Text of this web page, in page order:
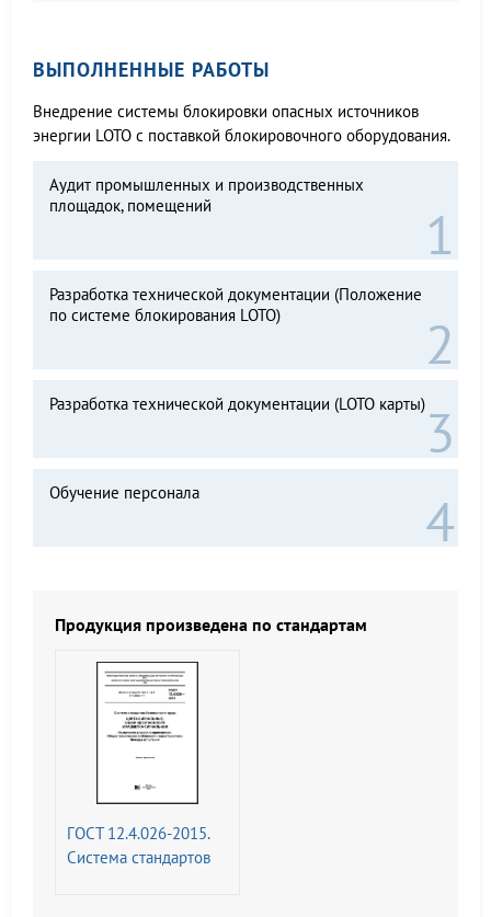
ВЫПОЛНЕННЫЕ РАБОТЫ
Внедрение системы блокировки опасных источников
энергии LOTO с поставкой блокировочного оборудования.
Аудит промышленных и производственных
площадок, помещений
Разработка технической документации (Положение
по системе блокирования LOTO)
Разработка технической документации (LOTO карты)
Обучение персонала
Продукция произведена по стандартам
ГОСТ 12.4.026-2015.
Система стандартов